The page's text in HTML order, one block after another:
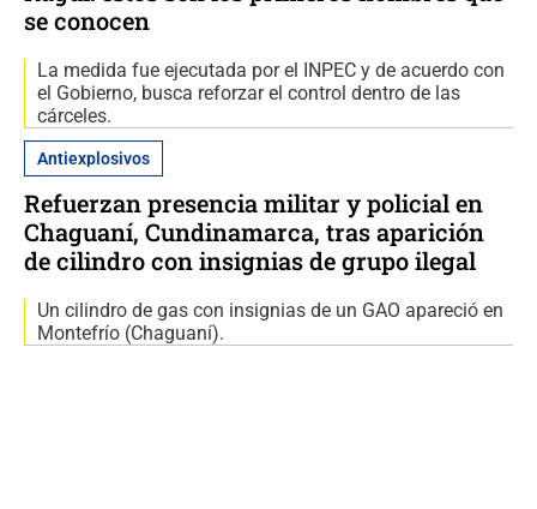
se conocen
La medida fue ejecutada por el INPEC y de acuerdo con
el Gobierno, busca reforzar el control dentro de las
cárceles.
Antiexplosivos
Refuerzan presencia militar y policial en
Chaguaní, Cundinamarca, tras aparición
de cilindro con insignias de grupo ilegal
Un cilindro de gas con insignias de un GAO apareció en
Montefrío (Chaguaní).